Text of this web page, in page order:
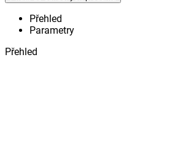
Přehled
Parametry
Přehled